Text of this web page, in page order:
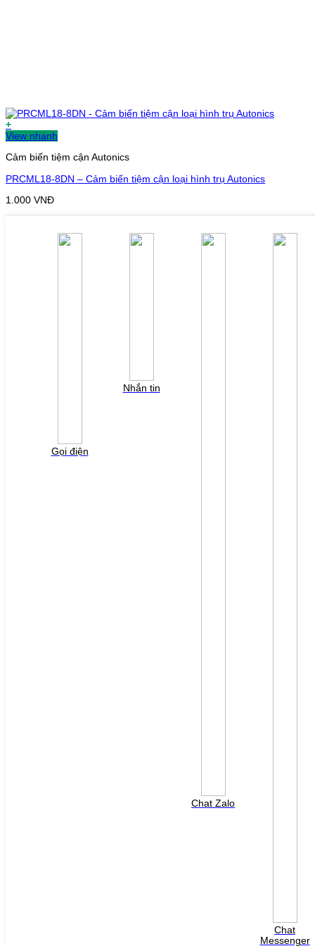
+
View nhanh
Cảm biến tiệm cận Autonics
PRCML18-8DN – Cảm biến tiệm cận loại hình trụ Autonics
1.000 VNĐ
Gọi điện
Nhắn tin
Chat Zalo
Chat
Messenger